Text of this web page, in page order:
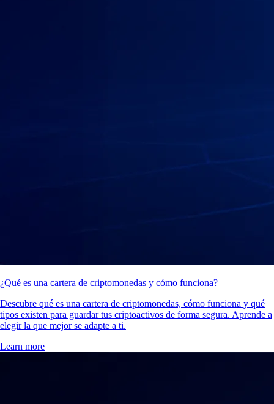
¿Qué es una cartera de criptomonedas y cómo funciona?
Descubre qué es una cartera de criptomonedas, cómo funciona y qué
tipos existen para guardar tus criptoactivos de forma segura. Aprende a
elegir la que mejor se adapte a ti.
Learn more